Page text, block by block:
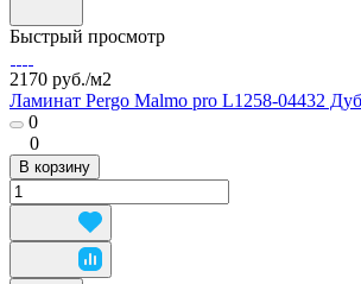
Быстрый просмотр
2170 руб./м2
Ламинат Pergo Malmo pro L1258-04432
0
0
В корзину